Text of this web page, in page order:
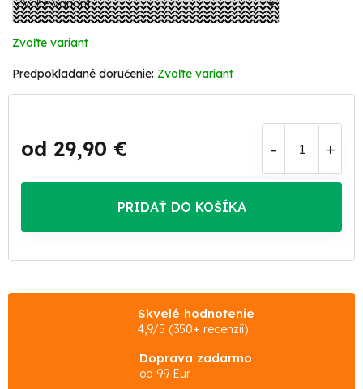
Zvoľte variant
Zvoľte variant
od 29,90 €
Jednotková
cena:
PRIDAŤ DO KOŠÍKA
Skvelé hodnotenie
4,9/5 (350+ recenzií)
Doprava zadarmo
od 99 Eur